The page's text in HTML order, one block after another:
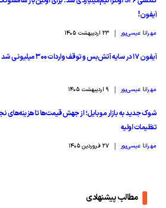
آیفون!
مهرانا عیسی‌پور 23 اردیبهشت 1405
آیفون ۱۷ در سایه آتش‌بس و توقف واردات ۳۰۰ میلیونی شد
مهرانا عیسی‌پور 9 اردیبهشت 1405
شوک جدید به بازار موبایل؛ از جهش قیمت‌ها تا هزینه‌های
تنظیمات اولیه
مهرانا عیسی‌پور 27 فروردین 1405
مطالب پیشنهادی